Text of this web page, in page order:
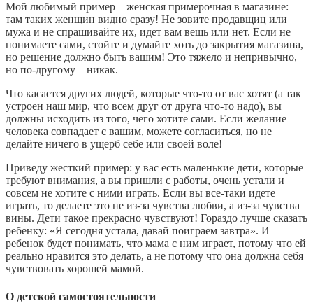
Мой любимый пример – женская примерочная в магазине:
там таких женщин видно сразу! Не зовите продавщиц или
мужа и не спрашивайте их, идет вам вещь или нет. Если не
понимаете сами, стойте и думайте хоть до закрытия магазина,
но решение должно быть вашим! Это тяжело и непривычно,
но по-другому – никак.
Что касается других людей, которые что-то от вас хотят (а так
устроен наш мир, что всем друг от друга что-то надо), вы
должны исходить из того, чего хотите сами. Если желание
человека совпадает с вашим, можете согласиться, но не
делайте ничего в ущерб себе или своей воле!
Приведу жесткий пример: у вас есть маленькие дети, которые
требуют внимания, а вы пришли с работы, очень устали и
совсем не хотите с ними играть. Если вы все-таки идете
играть, то делаете это не из-за чувства любви, а из-за чувства
вины. Дети такое прекрасно чувствуют! Гораздо лучше сказать
ребенку: «Я сегодня устала, давай поиграем завтра». И
ребенок будет понимать, что мама с ним играет, потому что ей
реально нравится это делать, а не потому что она должна себя
чувствовать хорошей мамой.
О детской самостоятельности